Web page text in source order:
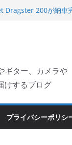
が楽しくなった
逝去
逝去
ターが返礼品でもらえ
ギター、カメラや
けするブログ
プライバシーポリシ